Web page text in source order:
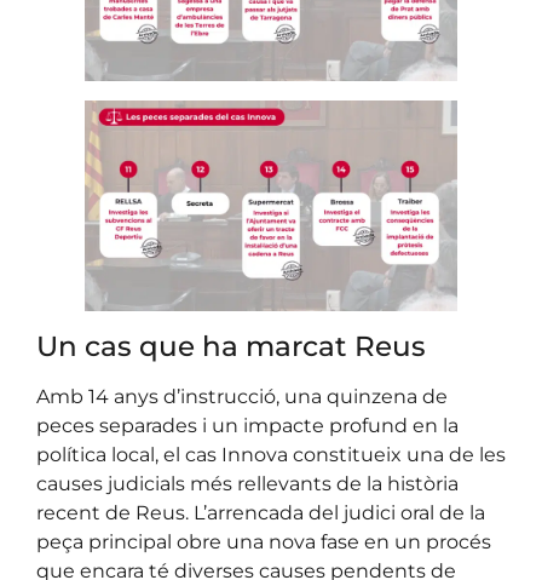
Un cas que ha marcat Reus
Amb 14 anys d’instrucció, una quinzena de
peces separades i un impacte profund en la
política local, el cas Innova constitueix una de les
causes judicials més rellevants de la història
recent de Reus. L’arrencada del judici oral de la
peça principal obre una nova fase en un procés
que encara té diverses causes pendents de